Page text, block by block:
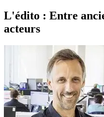
L'édito : Entre
acteurs